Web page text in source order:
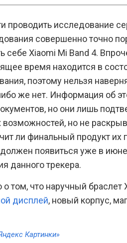
проводить исследование
совершенно точно
себе Xiaomi Mi Band 4.
время находится в
поэтому нельзя
же нет. Информация об
но они лишь
возможностей, но не
ли финальный продукт их
должен появиться уже в
данного трекера.
о том, что наручный браслет
дисплей, новый корпус,
Картинки»